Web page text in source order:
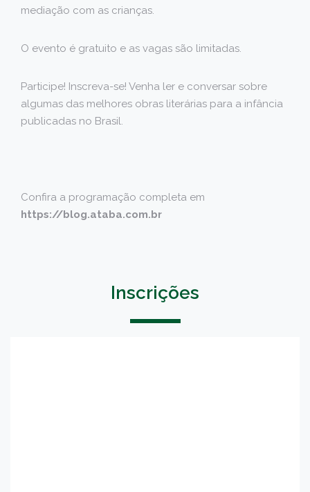
mediação com as crianças.
O evento é gratuito e as vagas são limitadas.
Participe! Inscreva-se! Venha ler e conversar sobre
algumas das melhores obras literárias para a infância
publicadas no Brasil.
Confira a programação completa em
https://blog.ataba.com.br
Inscrições